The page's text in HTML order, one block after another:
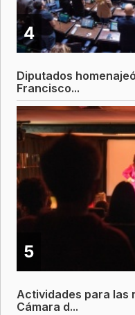
4
Diputados
Francisco...
5
Actividades para las
Cámara d...